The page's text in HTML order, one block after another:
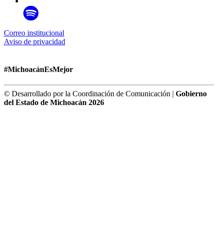
Correo institucional
Aviso de privacidad
#MichoacánEsMejor
© Desarrollado por la Coordinación de Comunicación | Gobierno
del Estado de Michoacán 2026